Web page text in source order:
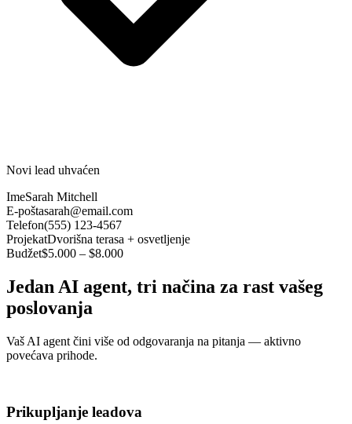
Novi lead uhvaćen
ImeSarah Mitchell
E-poštasarah@email.com
Telefon(555) 123-4567
ProjekatDvorišna terasa + osvetljenje
Budžet$5.000 – $8.000
Jedan AI agent, tri načina za rast vašeg
poslovanja
Vaš AI agent čini više od odgovaranja na pitanja — aktivno
povećava prihode.
Prikupljanje leadova